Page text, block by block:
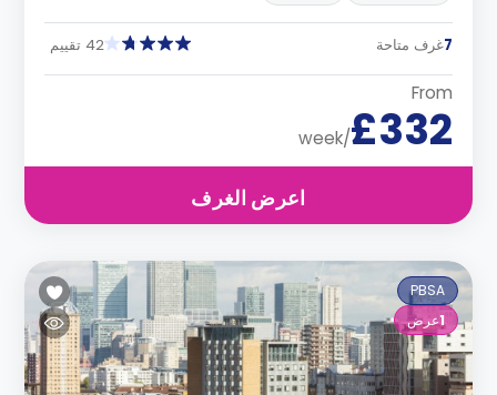
7غرف متاحة 42 تقييم
From
£332
/week
اعرض الغرف
PBSA
1عرض